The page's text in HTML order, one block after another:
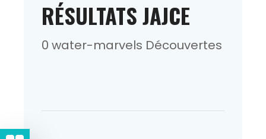
RÉSULTATS JAJCE
0 water-marvels Découvertes